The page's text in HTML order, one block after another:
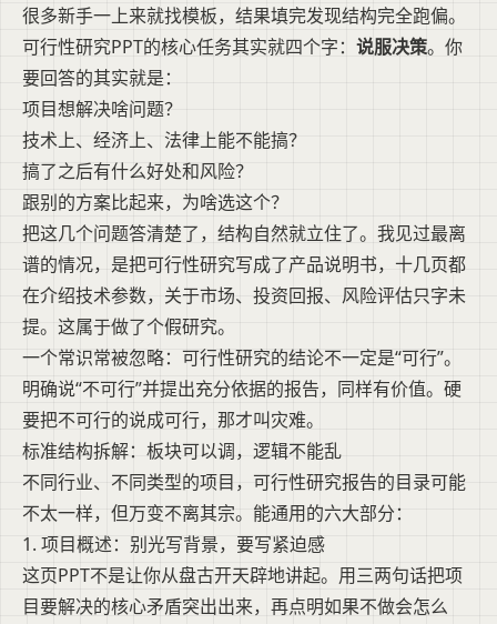
很多新手一上来就找模板，结果填完发现结构完全跑偏。
可行性研究PPT的核心任务其实就四个字： 说服决策。你
要回答的其实就是：
项目想解决啥问题？
技术上、经济上、法律上能不能搞？
搞了之后有什么好处和风险？
跟别的方案比起来，为啥选这个？
把这几个问题答清楚了，结构自然就立住了。我见过最离
谱的情况，是把可行性研究写成了产品说明书，十几页都
在介绍技术参数，关于市场、投资回报、风险评估只字未
提。这属于做了个假研究。
一个常识常被忽略：可行性研究的结论不一定是“可行”。
明确说“不可行”并提出充分依据的报告，同样有价值。硬
要把不可行的说成可行，那才叫灾难。
标准结构拆解：板块可以调，逻辑不能乱
不同行业、不同类型的项目，可行性研究报告的目录可能
不太一样，但万变不离其宗。能通用的六大部分：
1. 项目概述：别光写背景，要写紧迫感
这页PPT不是让你从盘古开天辟地讲起。用三两句话把项
目要解决的核心矛盾突出出来，再点明如果不做会怎么